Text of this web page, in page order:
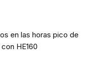
en las horas pico de
HE160